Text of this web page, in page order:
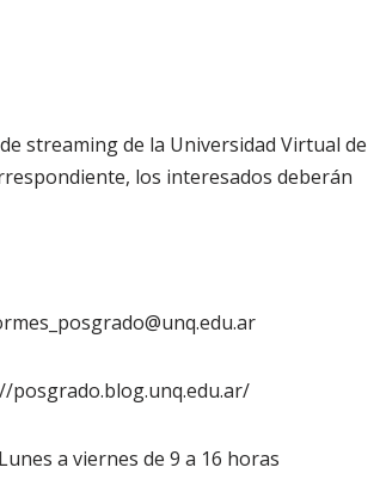
streaming de la Universidad Virtual de
los interesados deberán
posgrado.blog.unq.edu.ar/
Lunes a viernes de 9 a 16 horas